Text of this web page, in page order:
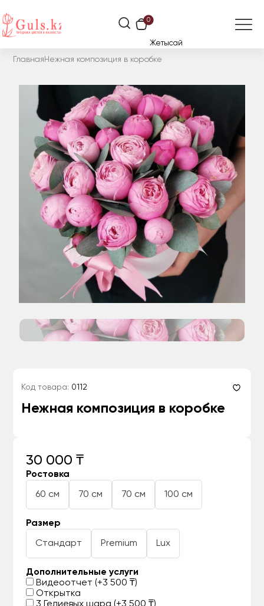
0
Жетысай
Главная Нежная композиция в коробке
Код товара: 0112
Нежная композиция в коробке
30 000 ₸
Ростовка
60 см 70 см 70 см 100 см
Размер
Стандарт Premium Lux
Дополнительные услуги
Видеоотчет (+3 500 ₸)
Открытка